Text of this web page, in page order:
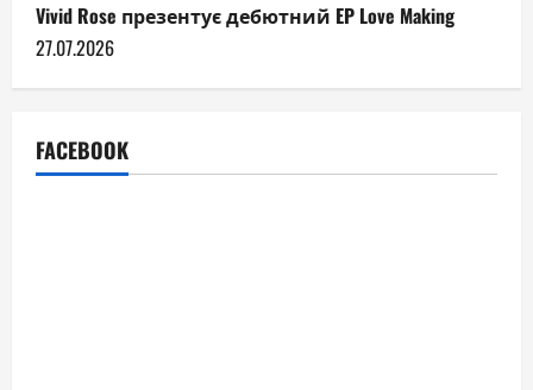
Vivid Rose презентує дебютний EP Love Making
27.07.2026
FACEBOOK